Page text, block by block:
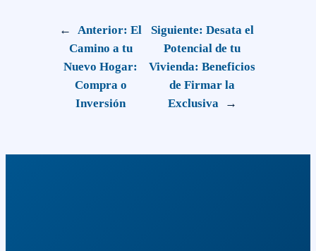
← Anterior:El
Camino a tu
Nuevo Hogar:
Compra o
Inversión
Siguiente: Desata el
Potencial de tu
Vivienda: Beneficios
de Firmar la
Exclusiva
→